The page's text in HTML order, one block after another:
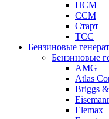
ПСМ
ССМ
Старт
ТСС
Бензиновые
Бензиновые
AMG
Atlas
Briggs
Elemax